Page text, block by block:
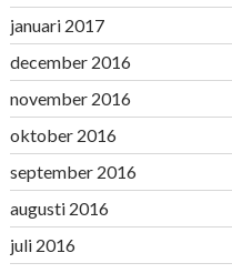
januari 2017
december 2016
november 2016
oktober 2016
september 2016
augusti 2016
juli 2016